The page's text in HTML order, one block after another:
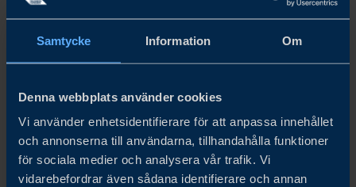
Samtycke Information Om
Denna webbplats använder cookies
Vi använder enhetsidentifierare för att anpassa innehållet
och annonserna till användarna, tillhandahålla funktioner
för sociala medier och analysera vår trafik. Vi
vidarebefordrar även sådana identifierare och annan
Tack vare detta kunde IVISYS etablera ett starkt fotfäste i
den amerikanska tillverkningssektorn och förändra hur
pallinspektion säkras i högvolymsanläggningar. Nästa steg
är tydligt – växa organiskt genom att stärka det lokala
teamet och fortsätta öka kännedomen om IVISYS i
industrin.